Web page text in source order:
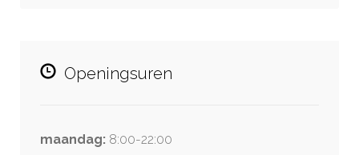
Openingsuren
maandag: 8:00-22:00